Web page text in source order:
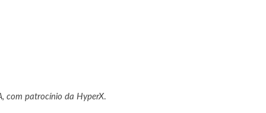
com patrocínio da HyperX.